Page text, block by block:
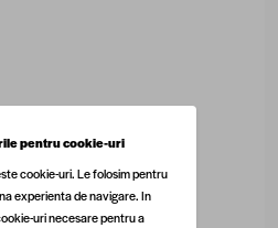
pentru cookie-uri
cookie-uri. Le folosim pentru
experienta de navigare. In
uri necesare pentru a